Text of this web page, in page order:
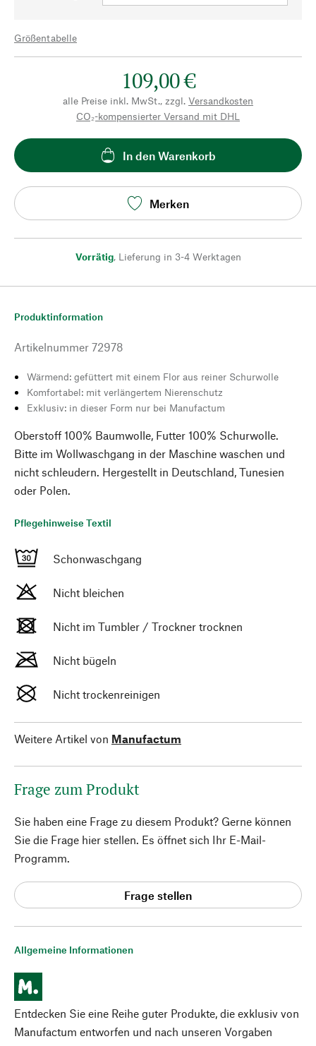
Größentabelle
109,00 €
alle Preise inkl. MwSt., zzgl. Versandkosten
CO₂-kompensierter Versand mit DHL
In den Warenkorb
Merken
Vorrätig, Lieferung in 3-4 Werktagen
Allgemeine Informationen
Entdecken Sie eine Reihe guter Produkte, die exklusiv von
Manufactum entworfen und nach unseren Vorgaben
Produktinformation
Artikelnummer 72978
Wärmend: gefüttert mit einem Flor aus reiner Schurwolle
Komfortabel: mit verlängertem Nierenschutz
Exklusiv: in dieser Form nur bei Manufactum
Oberstoff 100% Baumwolle, Futter 100% Schurwolle.
Bitte im Wollwaschgang in der Maschine waschen und
nicht schleudern. Hergestellt in Deutschland, Tunesien
oder Polen.
Pflegehinweise Textil
Schonwaschgang
Nicht bleichen
Nicht im Tumbler / Trockner trocknen
Nicht bügeln
Nicht trockenreinigen
Weitere Artikel von Manufactum
Frage zum Produkt
Sie haben eine Frage zu diesem Produkt? Gerne können
Sie die Frage hier stellen. Es öffnet sich Ihr E-Mail-
Programm.
Frage stellen